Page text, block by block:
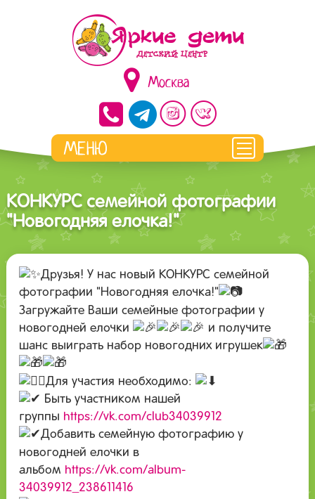
Москва
КОНКУРС семейной фотографии
"Новогодняя елочка!"
Друзья! У нас новый КОНКУРС семейной
фотографии "Новогодняя елочка!"
Загружайте Ваши семейные фотографии у
новогодней елочки
и получите
шанс выиграть набор новогодних игрушек
Для участия необходимо:
Быть участником нашей
группы https://vk.com/club34039912
Добавить семейную фотографию у
новогодней елочки в
альбом https://vk.com/album-
34039912_238611416